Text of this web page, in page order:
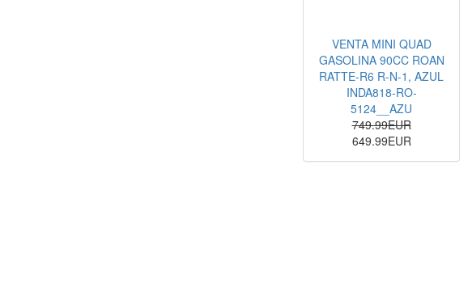
VENTA MINI QUAD
GASOLINA 90CC ROAN
RATTE-R6 R-N-1, AZUL
INDA818-RO-
5124__AZU
749.99EUR
649.99EUR